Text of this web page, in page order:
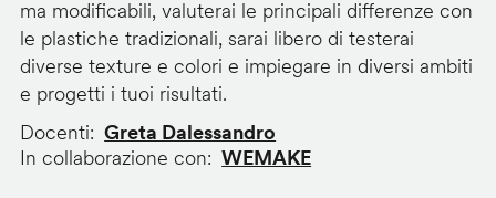
ma modificabili, valuterai le principali differenze con
le plastiche tradizionali, sarai libero di testerai
diverse texture e colori e impiegare in diversi ambiti
e progetti i tuoi risultati.
Docenti
Greta Dalessandro
In collaborazione con
WEMAKE